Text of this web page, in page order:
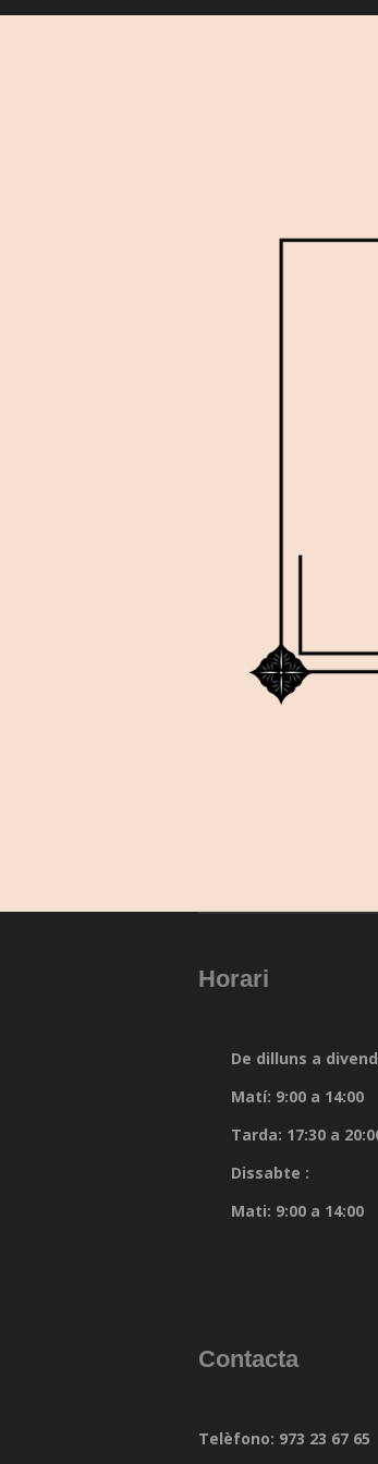
Horari
De dilluns a
Matí: 9:00 a 14:00
Tarda: 17:30 a
Dissabte :
Mati: 9:00 a 14:00
Contacta
Telèfono: 973 23 67 65